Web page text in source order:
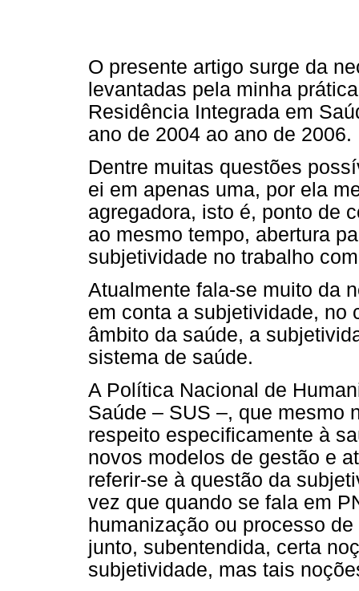
O presente artigo surge da
levantadas pela minha
Residência Integrada em
ano de 2004 ao ano de 2006.
Dentre muitas questões
ei em apenas uma, por ela
agregadora, isto é, ponto de
ao mesmo tempo, abertura
subjetividade no trabalho
Atualmente fala-se muito da
em conta a subjetividade, no
âmbito da saúde, a
sistema de saúde.
A Política Nacional de
Saúde – SUS –, que mesmo
respeito especificamente à
novos modelos de gestão e
referir-se à questão da
vez que quando se fala em
humanização ou processo
junto, subentendida, certa
subjetividade, mas tais